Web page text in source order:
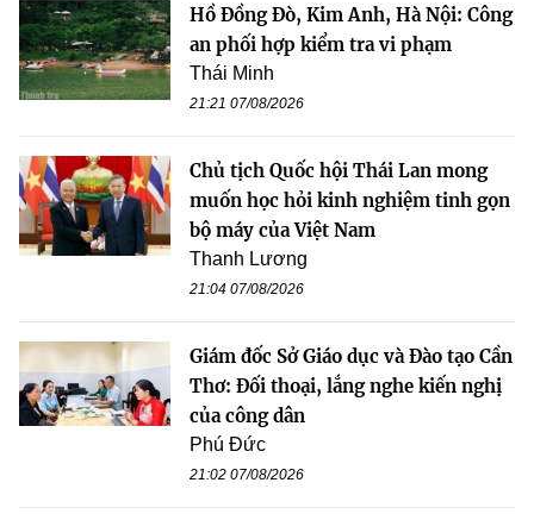
Hồ Đồng Đò, Kim Anh, Hà Nội: Công
an phối hợp kiểm tra vi phạm
Thái Minh
21:21 07/08/2026
Chủ tịch Quốc hội Thái Lan mong
muốn học hỏi kinh nghiệm tinh gọn
bộ máy của Việt Nam
Thanh Lương
21:04 07/08/2026
Giám đốc Sở Giáo dục và Đào tạo Cần
Thơ: Đối thoại, lắng nghe kiến nghị
của công dân
Phú Đức
21:02 07/08/2026